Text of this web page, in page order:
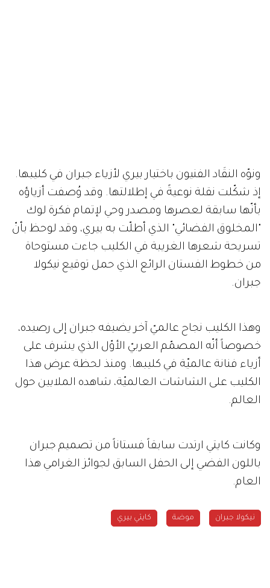
ونوّه النقَاد الفنيون باختيار بيري لأزياء جبران في كليبها.
إذ شكّلت نقلة نوعيةً في إطلالتها. وقد وُصفت أزياؤه
بأنّها سابقة لعصرها ومصدر وحي لإتمام فكرة لوك
"المخلوق الفضائي" الذي أطلّت به بيري، وقد لوحظ بأنّ
تسريحة شعرها الغريبة في الكليب جاءت مستوحاة
من خطوط الفستان الرائع الذي حمل توقيع نيكولا
جبران.
وهذا الكليب نجاح عالميّ آخر يضيفه جبران إلى رصيده،
خصوصاً أنّه المصمّم العربيّ الأوّل الذي يشرف على
أزياء فنانة عالميّة في كليبها. ومنذ لحظة عرض هذا
الكليب على الشاشات العالميّة، شاهده الملايين حول
العالم.
وكانت كايتي ارتدت سابقاً فستاناً من تصميم جبران
باللون الفضي إلى الحفل السابق لجوائز الغرامي هذا
العام.
نيكولا جبران موضة كايتي بيري